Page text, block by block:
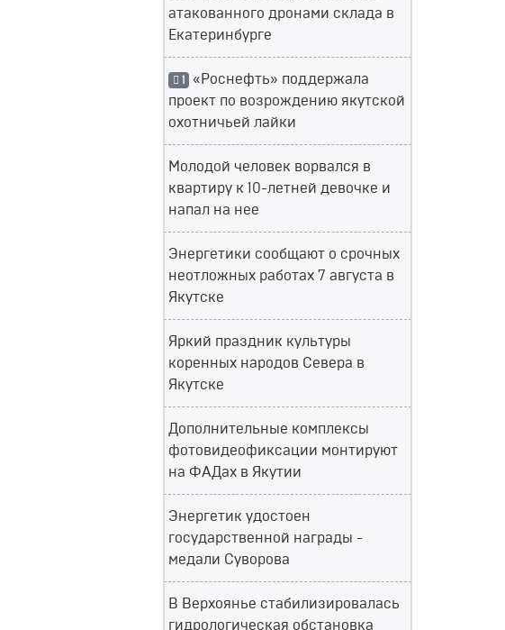
атакованного дронами склада в
Екатеринбурге
1 «Роснефть» поддержала
проект по возрождению якутской
охотничьей лайки
Молодой человек ворвался в
квартиру к 10-летней девочке и
напал на нее
Энергетики сообщают о срочных
неотложных работах 7 августа в
Якутске
Яркий праздник культуры
коренных народов Севера в
Якутске
Дополнительные комплексы
фотовидеофиксации монтируют
на ФАДах в Якутии
Энергетик удостоен
государственной награды -
медали Суворова
В Верхоянье стабилизировалась
гидрологическая обстановка